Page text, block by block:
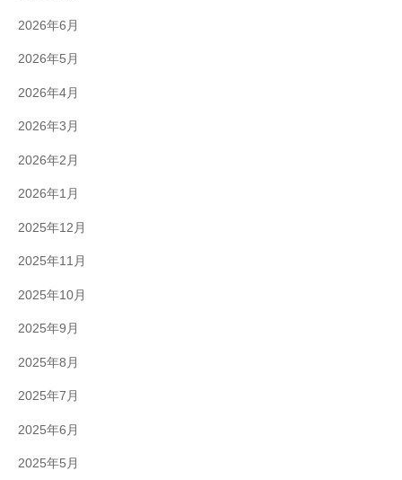
2026年6月
2026年5月
2026年4月
2026年3月
2026年2月
2026年1月
2025年12月
2025年11月
2025年10月
2025年9月
2025年8月
2025年7月
2025年6月
2025年5月